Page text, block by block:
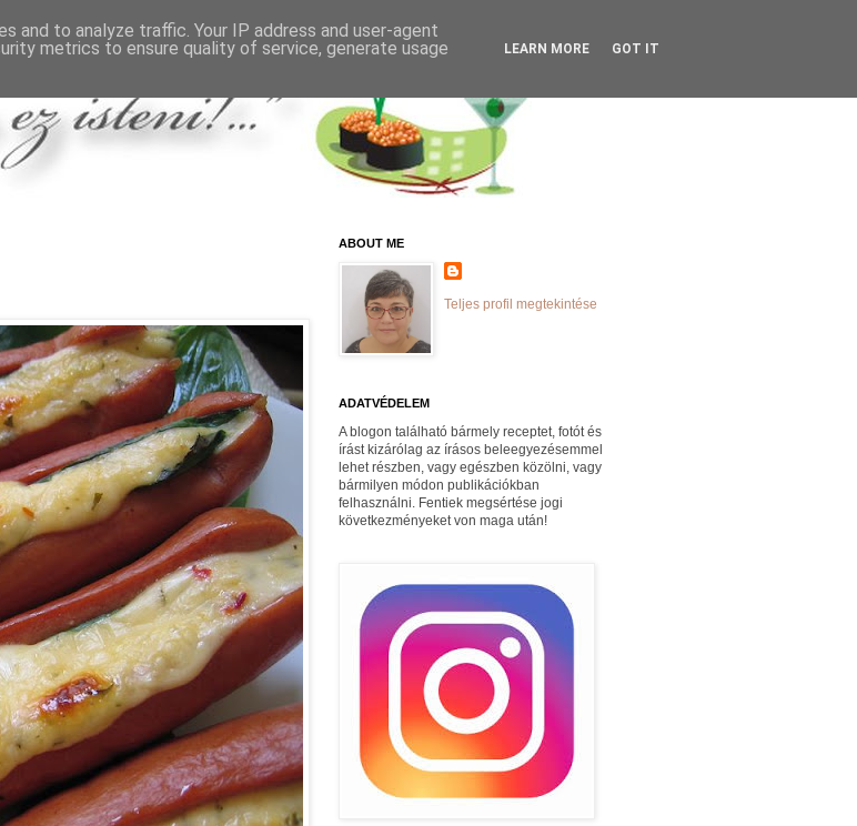
ABOUT ME
Teljes profil megtekintése
ADATVÉDELEM
A blogon található bármely receptet, fotót és
írást kizárólag az írásos beleegyezésemmel
lehet részben, vagy egészben közölni, vagy
bármilyen módon publikációkban
felhasználni. Fentiek megsértése jogi
következményeket von maga után!
and to analyze traffic. Your IP address and user-agent
metrics to ensure quality of service, generate usage
LEARN MORE GOT IT